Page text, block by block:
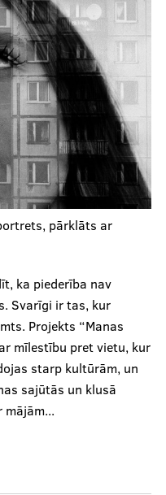
pārklāts ar
ka piederība nav
Svarīgi ir tas, kur
Projekts “Manas
mīlestību pret vietu, kur
starp kultūrām, un
sajūtās un klusā
mājām...